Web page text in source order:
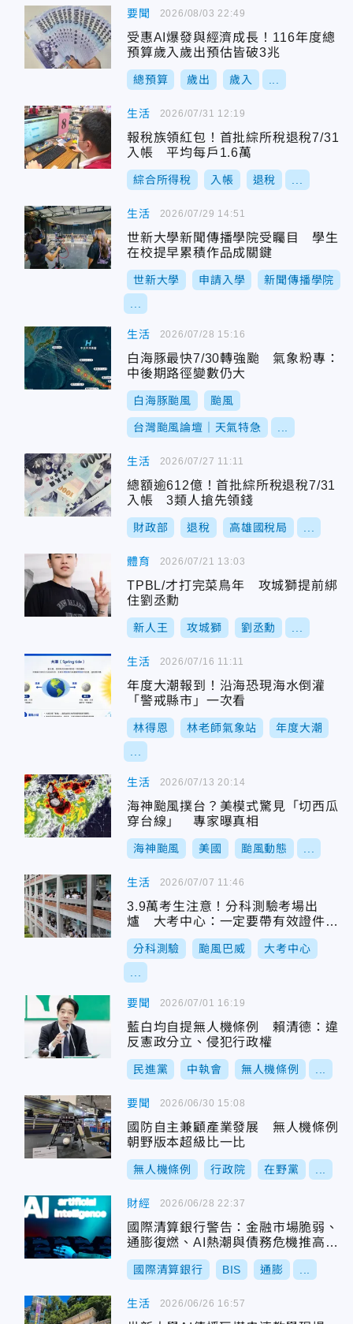
要聞
受惠AI爆發與經濟成長！116年度總
預算歲入歲出預估皆破3兆
總預算 歲出 歲入
2026/08/03 22:49
生活
報稅族領紅包！首批綜所稅退稅7/31
入帳 平均每戶1.6萬
綜合所得稅 入帳 退稅
2026/07/31 12:19
生活
世新大學新聞傳播學院受矚目 學生
在校提早累積作品成關鍵
世新大學 申請入學 新聞傳播學院
2026/07/29 14:51
生活
白海豚最快7/30轉強颱 氣象粉專：
中後期路徑變數仍大
白海豚颱風 颱風
台灣颱風論壇｜天氣特急
2026/07/28 15:16
生活
總額逾612億！首批綜所稅退稅7/31
入帳 3類人搶先領錢
財政部 退稅 高雄國稅局
2026/07/27 11:11
體育
TPBL/才打完菜鳥年 攻城獅提前綁
住劉丞勳
新人王 攻城獅 劉丞勳
2026/07/21 13:03
生活
年度大潮報到！沿海恐現海水倒灌
「警戒縣市」一次看
林得恩 林老師氣象站 年度大潮
2026/07/16 11:11
生活
海神颱風撲台？美模式驚見「切西瓜
穿台線」 專家曝真相
海神颱風 美國 颱風動態
2026/07/13 20:14
生活
3.9萬考生注意！分科測驗考場出
爐 大考中心：一定要帶有效證件正
本
分科測驗 颱風巴威 大考中心
2026/07/07 11:46
要聞
藍白均自提無人機條例 賴清德：違
反憲政分立、侵犯行政權
民進黨 中執會 無人機條例
2026/07/01 16:19
要聞
國防自主兼顧產業發展 無人機條例
朝野版本超級比一比
無人機條例 行政院 在野黨
2026/06/30 15:08
財經
國際清算銀行警告：金融市場脆弱、
通膨復燃、AI熱潮與債務危機推高經
濟風險
國際清算銀行 BIS 通膨
2026/06/28 22:37
生活 2026/06/26 16:57